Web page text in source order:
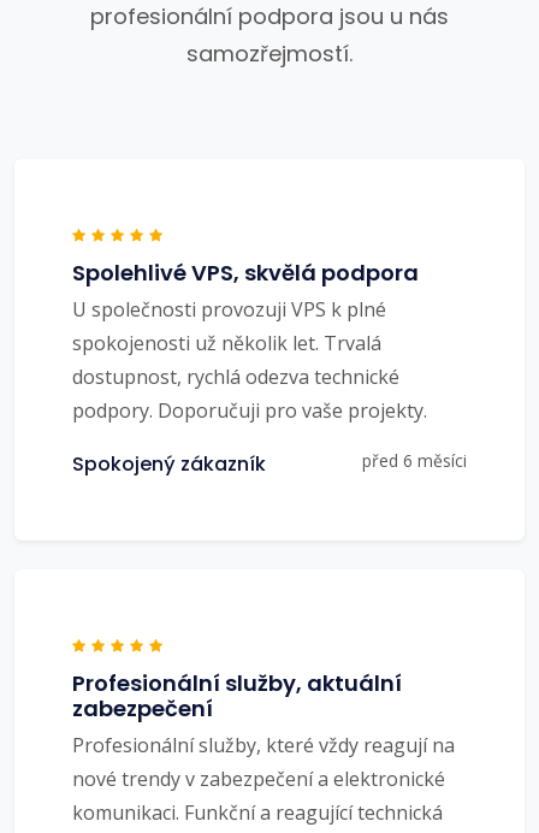
profesionální podpora jsou u nás
samozřejmostí.
Spolehlivé VPS, skvělá podpora
U společnosti provozuji VPS k plné
spokojenosti už několik let. Trvalá
dostupnost, rychlá odezva technické
podpory. Doporučuji pro vaše projekty.
Spokojený zákazník před 6 měsíci
Profesionální služby, aktuální
zabezpečení
Profesionální služby, které vždy reagují na
nové trendy v zabezpečení a elektronické
komunikaci. Funkční a reagující technická